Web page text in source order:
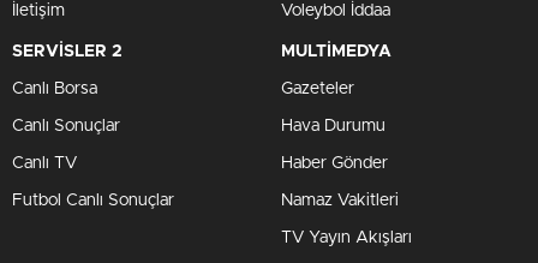
İletişim Voleybol İddaa
SERVİSLER 2
Canlı Borsa
Canlı Sonuçlar
Canlı TV
Futbol Canlı Sonuçlar
MULTİMEDYA
Gazeteler
Hava Durumu
Haber Gönder
Namaz Vakitleri
TV Yayın Akışları